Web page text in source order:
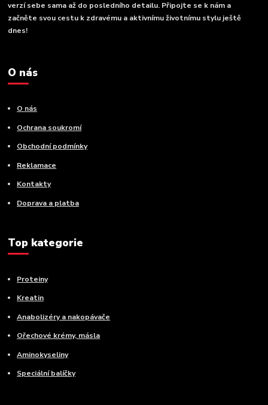
verzí sebe sama až do posledního detailu. Připojte se k nám a
začněte svou cestu k zdravému a aktivnímu životnímu stylu ještě
dnes!
O nás
O nás
Ochrana soukromí
Obchodní podmínky
Reklamace
Kontakty
Doprava a platba
Top kategorie
Proteiny
Kreatin
Anabolizéry a nakopávače
Ořechové krémy, másla
Aminokyseliny
Speciální balíčky